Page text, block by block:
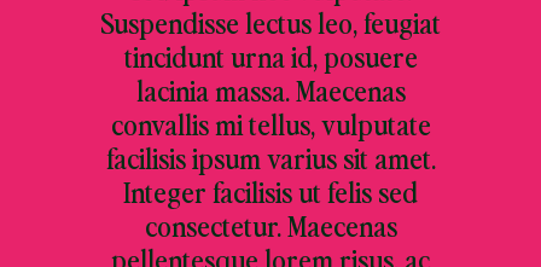
Suspendisse lectus leo, feugiat
tincidunt urna id, posuere
lacinia massa. Maecenas
convallis mi tellus, vulputate
facilisis ipsum varius sit amet.
Integer facilisis ut felis sed
consectetur. Maecenas
pellentesque lorem risus, ac